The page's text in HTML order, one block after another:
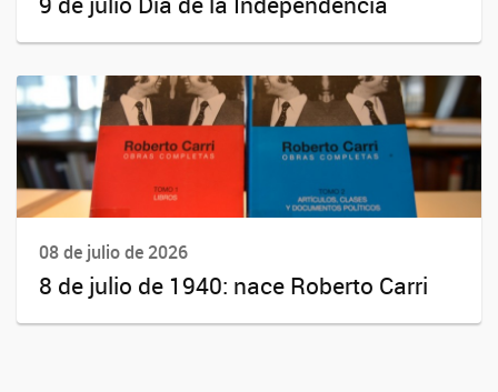
08 de julio de 2026
8 de julio de 1940: nace Roberto Carri